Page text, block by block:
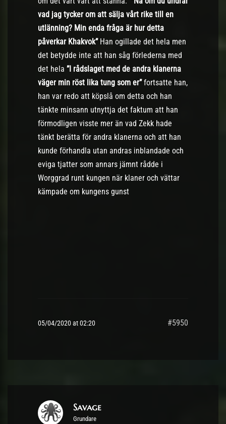
vad jag tycker om att sälja vårt rike till en
utlänning? Min enda fråga är hur detta
påverkar Khakvok” Han ogillade det hela men
det betydde inte att han såg förlederna med
det hela ”I rådslaget med de andra klanerna
väger min röst lika tung som er”fortsatte han,
han var redo att köpslå om detta och han
tänkte minsann utnyttja det faktum att han
förmodligen visste mer än vad Zekk hade
tänkt berätta för andra klanerna och att han
kunde förhandla utan andras inblandade och
eviga tjatter som annars jämnt rådde i
Worggrad runt kungen när klaner och vättar
kämpade om kungens gunst
05/04/2020 at 02:20 #5950
Savage
Grundare